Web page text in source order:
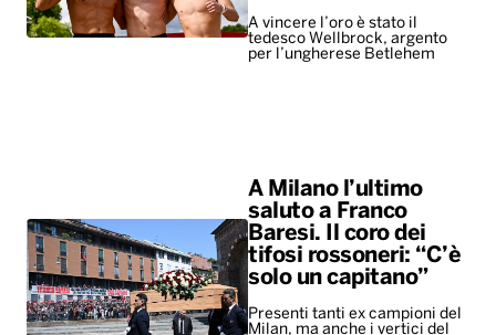
A vincere l’oro è stato il
tedesco Wellbrock, argento
per l’ungherese Betlehem
A Milano l’ultimo
saluto a Franco
Baresi. Il coro dei
tifosi rossoneri: “C’è
solo un capitano”
Presenti tanti ex campioni del
Milan, ma anche i vertici del